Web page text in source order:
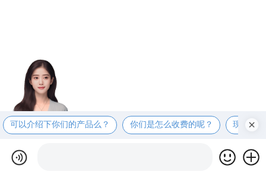
可以介绍下你们的产品么？ 你们是怎么收费的呢？ 现在有